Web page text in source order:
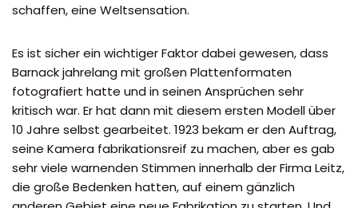
schaffen, eine Weltsensation.
Es ist sicher ein wichtiger Faktor dabei gewesen, dass
Barnack jahrelang mit großen Plattenformaten
fotografiert hatte und in seinen Ansprüchen sehr
kritisch war. Er hat dann mit diesem ersten Modell über
10 Jahre selbst gearbeitet. 1923 bekam er den Auftrag,
seine Kamera fabrikationsreif zu machen, aber es gab
sehr viele warnenden Stimmen innerhalb der Firma Leitz,
die große Bedenken hatten, auf einem gänzlich